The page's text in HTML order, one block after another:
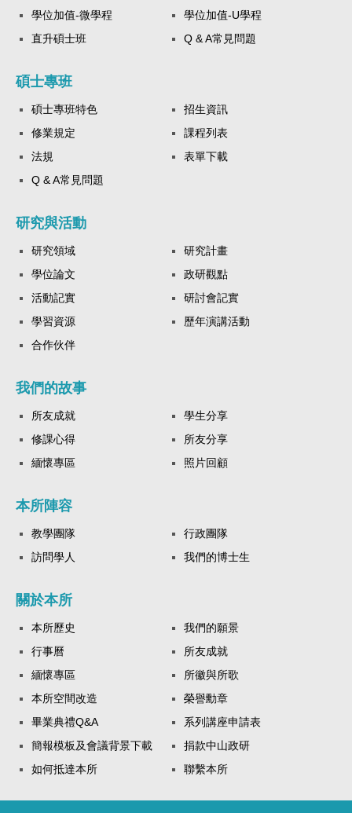
學位加值-微學程
學位加值-U學程
直升碩士班
Q & A常見問題
碩士專班
碩士專班特色
招生資訊
修業規定
課程列表
法規
表單下載
Q & A常見問題
研究與活動
研究領域
研究計畫
學位論文
政研觀點
活動記實
研討會記實
學習資源
歷年演講活動
合作伙伴
我們的故事
所友成就
學生分享
修課心得
所友分享
緬懷專區
照片回顧
本所陣容
教學團隊
行政團隊
訪問學人
我們的博士生
關於本所
本所歷史
我們的願景
行事曆
所友成就
緬懷專區
所徽與所歌
本所空間改造
榮譽勳章
畢業典禮Q&A
系列講座申請表
簡報模板及會議背景下載
捐款中山政研
如何抵達本所
聯繫本所